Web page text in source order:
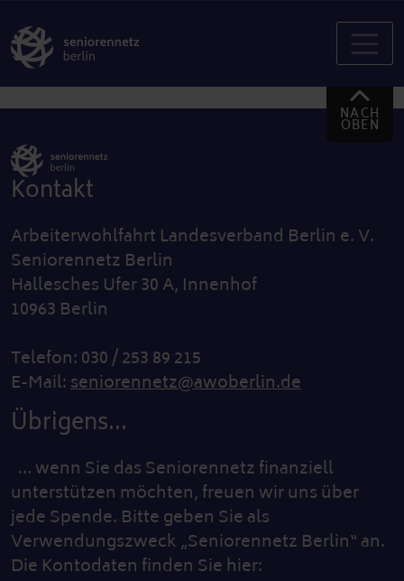
NACH
OBEN
Kontakt
Arbeiterwohlfahrt Landesverband Berlin e. V.
Seniorennetz Berlin
Hallesches Ufer 30 A, Innenhof
10963 Berlin
Telefon: 030 / 253 89 215
E-Mail:seniorennetz@awoberlin.de
Übrigens...
… wenn Sie das Seniorennetz finanziell
unterstützen möchten, freuen wir uns über
jede Spende. Bitte geben Sie als
Verwendungszweck „Seniorennetz Berlin“ an.
Die Kontodaten finden Sie hier: